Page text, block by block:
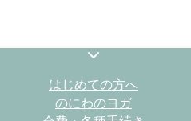
はじめての方へ
のにわのヨガ